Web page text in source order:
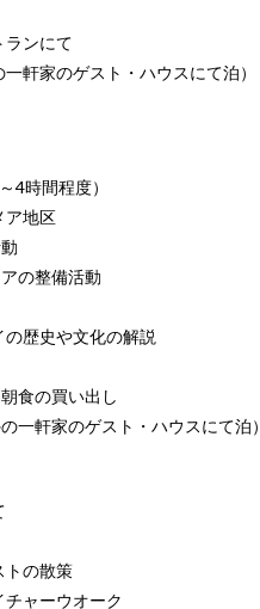
ンにて
軒家のゲスト・ハウスにて泊）
時間程度）
地区
の整備活動
歴史や文化の解説
食の買い出し
一軒家のゲスト・ハウスにて泊）
の散策
ャーウオーク